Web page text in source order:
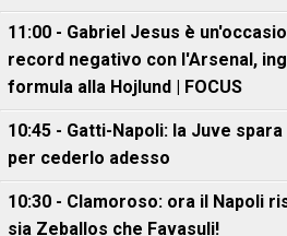
11:00 - Gabriel Jesus è
record negativo con l'Arsenal,
formula alla Hojlund | FOCUS
10:45 - Gatti-Napoli: la Juve
per cederlo adesso
10:30 - Clamoroso: ora il Napoli
sia Zeballos che Favasuli!